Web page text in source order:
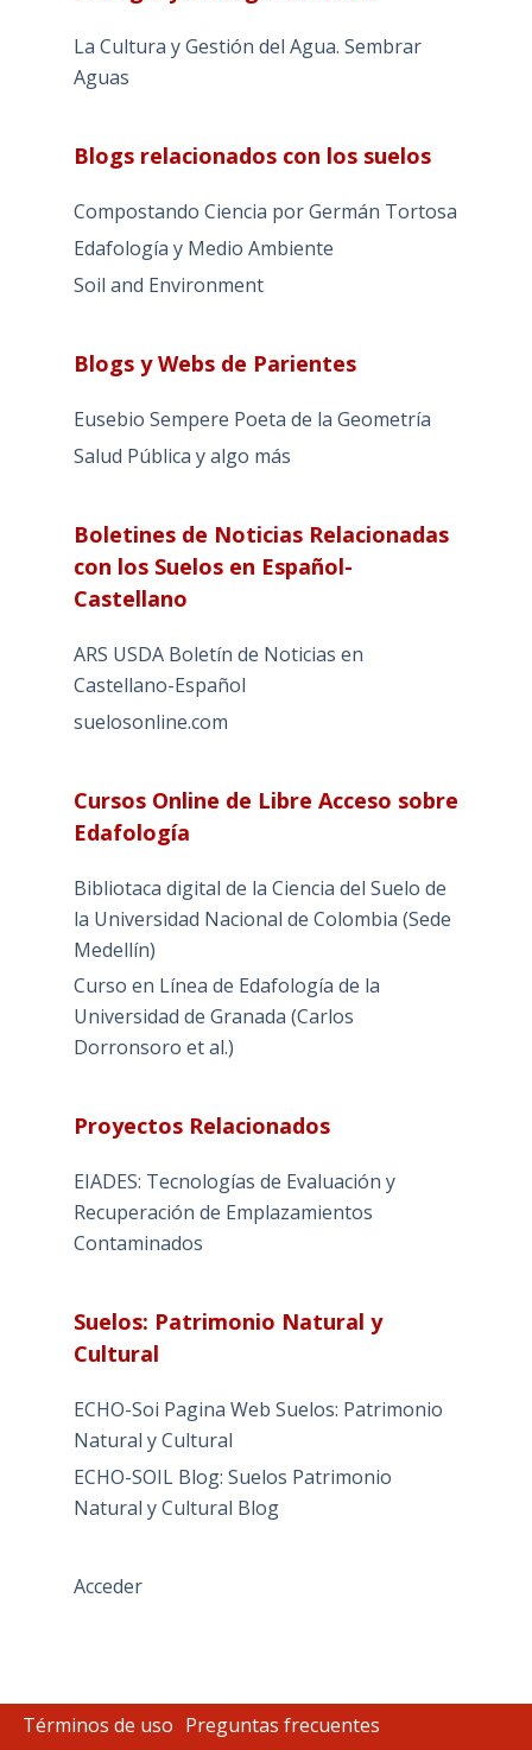
La Cultura y Gestión del Agua. Sembrar
Aguas
Blogs relacionados con los suelos
Compostando Ciencia por Germán Tortosa
Edafología y Medio Ambiente
Soil and Environment
Blogs y Webs de Parientes
Eusebio Sempere Poeta de la Geometría
Salud Pública y algo más
Boletines de Noticias Relacionadas
con los Suelos en Español-
Castellano
ARS USDA Boletín de Noticias en
Castellano-Español
suelosonline.com
Cursos Online de Libre Acceso sobre
Edafología
Bibliotaca digital de la Ciencia del Suelo de
la Universidad Nacional de Colombia (Sede
Medellín)
Curso en Línea de Edafología de la
Universidad de Granada (Carlos
Dorronsoro et al.)
Proyectos Relacionados
EIADES: Tecnologías de Evaluación y
Recuperación de Emplazamientos
Contaminados
Suelos: Patrimonio Natural y
Cultural
ECHO-Soi Pagina Web Suelos: Patrimonio
Natural y Cultural
ECHO-SOIL Blog: Suelos Patrimonio
Natural y Cultural Blog
Acceder
Términos de uso Preguntas frecuentes